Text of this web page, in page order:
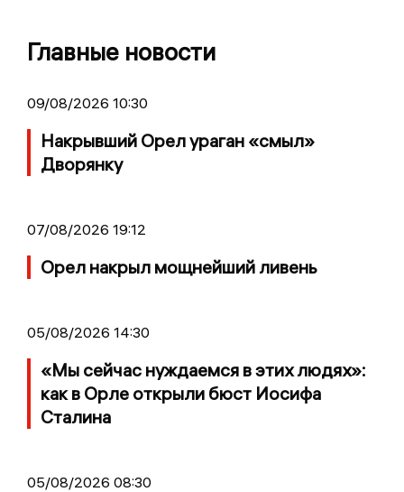
Главные новости
09/08/2026 10:30
Накрывший Орел ураган «смыл»
Дворянку
07/08/2026 19:12
Орел накрыл мощнейший ливень
05/08/2026 14:30
«Мы сейчас нуждаемся в этих людях»:
как в Орле открыли бюст Иосифа
Сталина
05/08/2026 08:30